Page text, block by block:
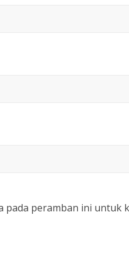
pada peramban ini untuk